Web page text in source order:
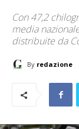
Con 47,2
media
distribuite da
By redazione